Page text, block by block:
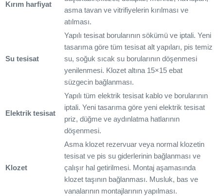
Kırım harfiyat
asma tavan ve vitrifiyelerin kırılması ve
atılması.
Su tesisat
Yapılı tesisat borularının sökümü ve iptali. Yeni
tasarıma göre tüm tesisat alt yapıları, pis temiz
su, soğuk sıcak su borularının döşenmesi
yenilenmesi. Klozet altına 15×15 ebat
süzgecin bağlanması.
Elektrik tesisat
Yapılı tüm elektrik tesisat kablo ve borularının
iptali. Yeni tasarıma göre yeni elektrik tesisat
priz, düğme ve aydınlatma hatlarının
döşenmesi.
Klozet
Asma klozet rezervuar veya normal klozetin
tesisat ve pis su giderlerinin bağlanması ve
çalışır hal getirilmesi. Montaj aşamasında
klozet taşının bağlanması. Musluk, bas ve
vanalarının montajlarının yapılması.